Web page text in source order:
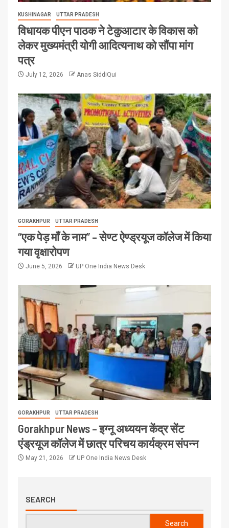
KUSHINAGAR UTTAR PRADESH
विधायक पीएन पाठक ने टेकुआटार के विकास को
लेकर मुख्यमंत्री योगी आदित्यनाथ को सौंपा मांग
पत्र
July 12, 2026 Anas SiddiQui
GORAKHPUR UTTAR PRADESH
“एक पेड़ माँ के नाम” – सेण्ट ऐण्ड्रयूज कॉलेज में किया
गया वृक्षारोपण
June 5, 2026 UP One India News Desk
GORAKHPUR UTTAR PRADESH
Gorakhpur News – इग्नू अध्ययन केंद्र सेंट
एंड्रयूज कॉलेज में छात्र परिचय कार्यक्रम संपन्न
May 21, 2026 UP One India News Desk
SEARCH
Search